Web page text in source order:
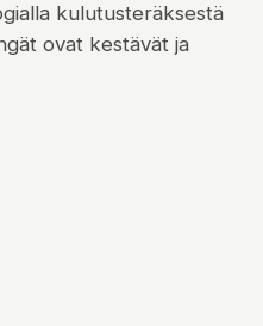
kulutusteräksestä
ovat kestävät ja